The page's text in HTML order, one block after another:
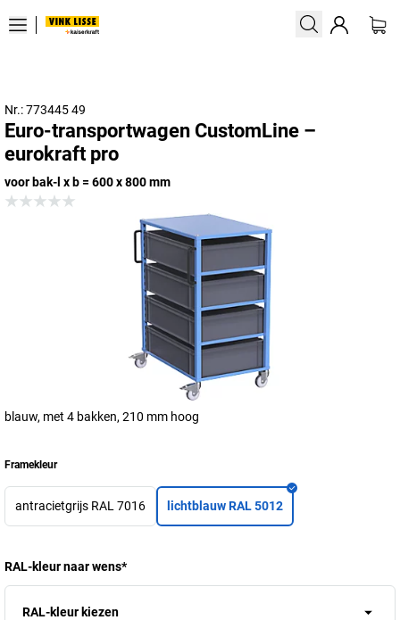
Nr.: 773445 49
Euro-transportwagen CustomLine –
eurokraft pro
voor bak-l x b = 600 x 800 mm
blauw, met 4 bakken, 210 mm hoog
Framekleur
antracietgrijs RAL 7016 lichtblauw RAL 5012
RAL-kleur naar wens*
RAL-kleur kiezen